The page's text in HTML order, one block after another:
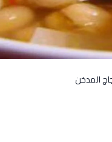
المدخن